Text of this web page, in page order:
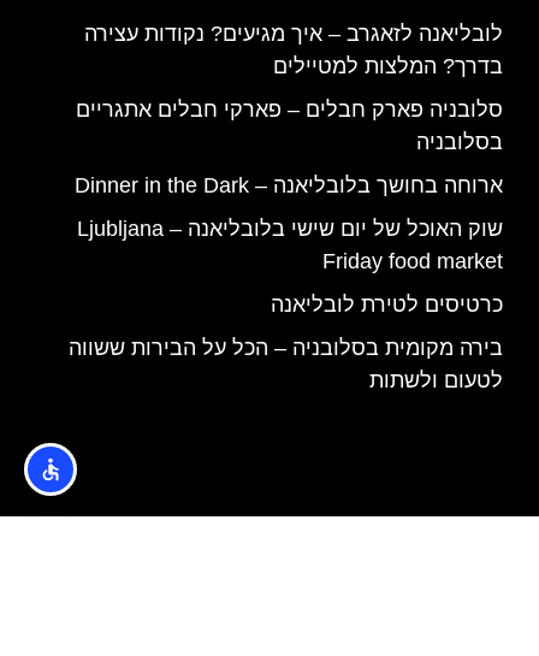
לובליאנה לזאגרב – איך מגיעים? נקודות עצירה
בדרך? המלצות למטיילים
סלובניה פארק חבלים – פארקי חבלים אתגריים
בסלובניה
ארוחה בחושך בלובליאנה – Dinner in the Dark
שוק האוכל של יום שישי בלובליאנה – Ljubljana
Friday food market
כרטיסים לטירת לובליאנה
בירה מקומית בסלובניה – הכל על הבירות ששווה
לטעום ולשתות